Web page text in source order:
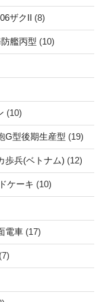
ザクII (8)
艦丙型 (10)
(10)
型後期生産型 (19)
兵(ベトナム) (12)
ケーキ (10)
電車 (17)
(7)